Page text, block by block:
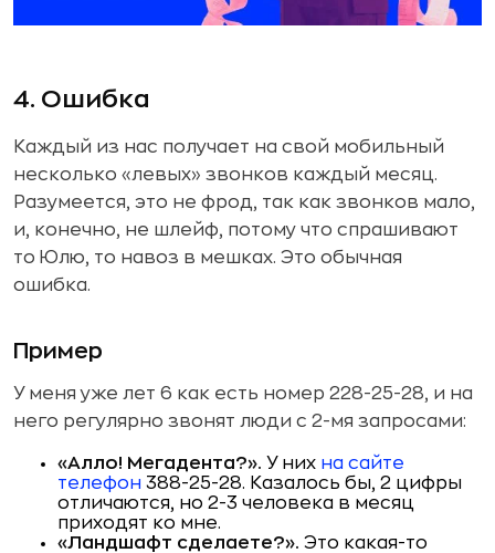
4. Ошибка
Каждый из нас получает на свой мобильный
несколько «левых» звонков каждый месяц.
Разумеется, это не фрод, так как звонков мало,
и, конечно, не шлейф, потому что спрашивают
то Юлю, то навоз в мешках. Это обычная
ошибка.
Пример
У меня уже лет 6 как есть номер 228-25-28, и на
него регулярно звонят люди с 2-мя запросами:
«Алло! Мегадента?». У них на сайте
телефон 388-25-28. Казалось бы, 2 цифры
отличаются, но 2-3 человека в месяц
приходят ко мне.
«Ландшафт сделаете?». Это какая-то